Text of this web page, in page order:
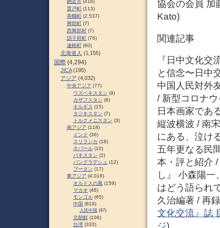
協会の会員 加
Kato)
関連記事
『日中文化
と信念〜日中
中国人民対外
/ 新型コロナ
日本画家であ
縦波横波 / 南
にある、泣け
五年更なる民
本・評と紹介
し』 小森陽
はどう語られ
久治編著 / 再
文化交流』誌
ジ)
網走市 (416)
置戸町 (113)
美幌町 (2,537)
興部町 (7)
西興部村 (7)
訓子府町 (76)
遠軽町 (60)
北海道人 (1,155)
国際 (4,294)
JICA(195)
アジア (4,032)
中央アジア (77)
ウズベキスタン (9)
カザフスタン (6)
キルギス (15)
タジキスタン (7)
トルクメニスタン (3)
南アジア (118)
インド (36)
スリランカ (18)
ネパール (10)
パキスタン (2)
バングラデシュ (12)
ブータン (17)
東アジア (4,018)
オルドスの風 (159)
マカオ (48)
モンゴル (65)
中国 (819)
人民中国 (97)
北朝鮮 (106)
台湾 (333)